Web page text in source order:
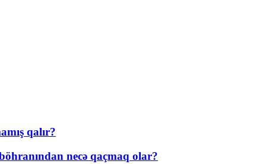
qalır?
necə qaçmaq olar?